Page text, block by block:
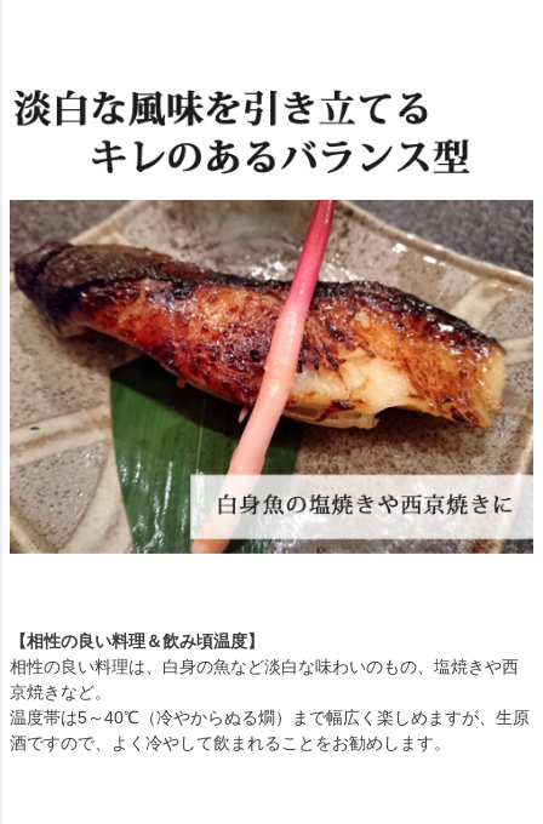
【相性の良い料理＆飲み頃温度】
相性の良い料理は、白身の魚など淡白な味わいのもの、塩焼きや西
京焼きなど。
温度帯は5～40℃（冷やからぬる燗）まで幅広く楽しめますが、生原
酒ですので、よく冷やして飲まれることをお勧めします。